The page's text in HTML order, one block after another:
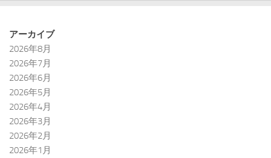
アーカイブ
2026年8月
2026年7月
2026年6月
2026年5月
2026年4月
2026年3月
2026年2月
2026年1月